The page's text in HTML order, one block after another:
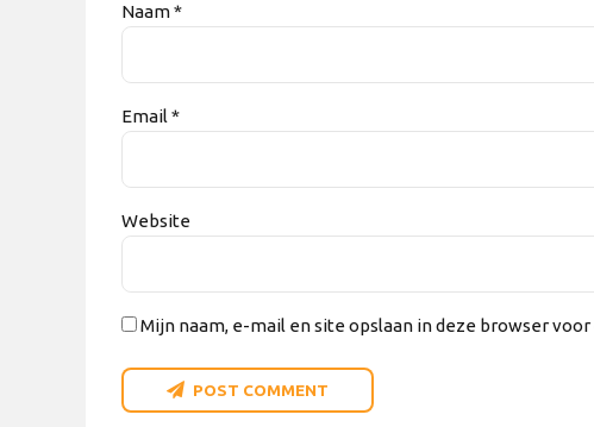
Naam *
Email *
Website
Mijn naam, e-mail en site opslaan in deze browser
POST COMMENT